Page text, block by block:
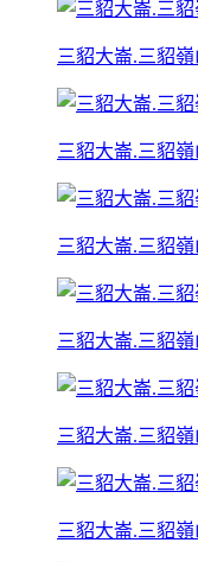
三貂大崙.三貂嶺
三貂大崙.三貂嶺
三貂大崙.三貂嶺
三貂大崙.三貂嶺
三貂大崙.三貂嶺
三貂大崙.三貂嶺